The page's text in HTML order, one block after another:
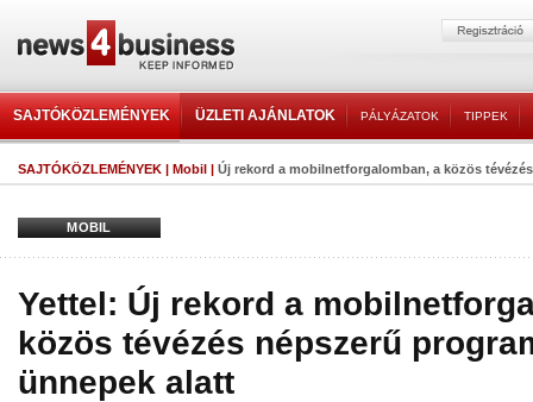
SAJTÓKÖZLEMÉNYEK ÜZLETI AJÁNLATOK PÁLYÁZATOK TIPPEK
SAJTÓKÖZLEMÉNYEK | Mobil | Új rekord a mobilnetforgalomban, a közös
MOBIL
Yettel: Új rekord a
közös tévézés népszerű
ünnepek alatt